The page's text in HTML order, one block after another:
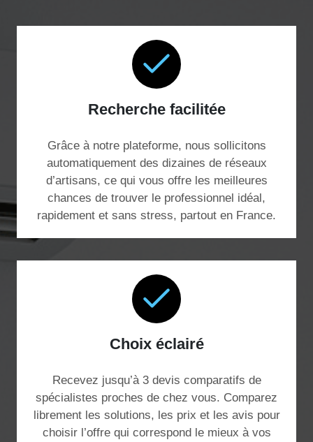
Recherche facilitée
Grâce à notre plateforme, nous sollicitons
automatiquement des dizaines de réseaux
d’artisans, ce qui vous offre les meilleures
chances de trouver le professionnel idéal,
rapidement et sans stress, partout en France.
Choix éclairé
Recevez jusqu’à 3 devis comparatifs de
spécialistes proches de chez vous. Comparez
librement les solutions, les prix et les avis pour
choisir l’offre qui correspond le mieux à vos